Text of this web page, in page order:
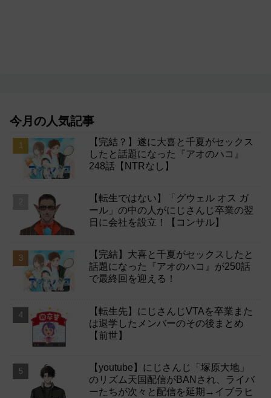
今月の人気記事
【完結？】遂に大喜と千夏がセックス
したと話題になった『アオのハコ』
248話【NTRなし】
【転生ではない】「グウェル オス ガ
ール」の中の人がにじさんじ卒業の翌
日に会社を設立！【コンサル】
【完結】大喜と千夏がセックスしたと
話題になった『アオのハコ』が250話
で最終回を迎える！
【転生先】にじさんじVTAを卒業また
は退学したメンバーのその後まとめ
【前世】
【youtube】にじさんじ「塚原大地」
のリズム天国配信がBANされ、ライバ
ーたちが次々と配信を延期→イブラヒ